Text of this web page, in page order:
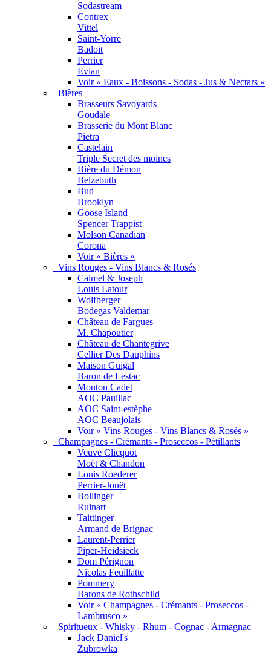
Sodastream
Contrex
Vittel
Saint-Yorre
Badoit
Perrier
Evian
Voir « Eaux - Boissons - Sodas - Jus & Nectars »
Bières
Brasseurs Savoyards
Goudale
Brasserie du Mont Blanc
Pietra
Castelain
Triple Secret des moines
Bière du Démon
Belzebuth
Bud
Brooklyn
Goose Island
Spencer Trappist
Molson Canadian
Corona
Voir « Bières »
Vins Rouges - Vins Blancs & Rosés
Calmel & Joseph
Louis Latour
Wolfberger
Bodegas Valdemar
Château de Fargues
M. Chapoutier
Château de Chantegrive
Cellier Des Dauphins
Maison Guigal
Baron de Lestac
Mouton Cadet
AOC Pauillac
AOC Saint-estèphe
AOC Beaujolais
Voir « Vins Rouges - Vins Blancs & Rosés »
Champagnes - Crémants - Proseccos - Pétillants
Veuve Clicquot
Moët & Chandon
Louis Roederer
Perrier-Jouët
Bollinger
Ruinart
Taittinger
Armand de Brignac
Laurent-Perrier
Piper-Heidsieck
Dom Pérignon
Nicolas Feuillatte
Pommery
Barons de Rothschild
Voir « Champagnes - Crémants - Proseccos -
Lambrusco »
Spiritueux - Whisky - Rhum - Cognac - Armagnac
Jack Daniel's
Zubrowka